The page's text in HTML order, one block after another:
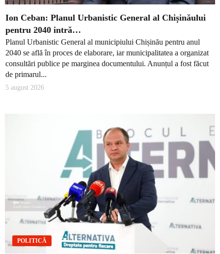
Ion Ceban: Planul Urbanistic General al Chișinăului
pentru 2040 intră…
Planul Urbanistic General al municipiului Chișinău pentru anul
2040 se află în proces de elaborare, iar municipalitatea a organizat
consultări publice pe marginea documentului. Anunțul a fost făcut
de primarul...
5 august 2026
POLITICĂ